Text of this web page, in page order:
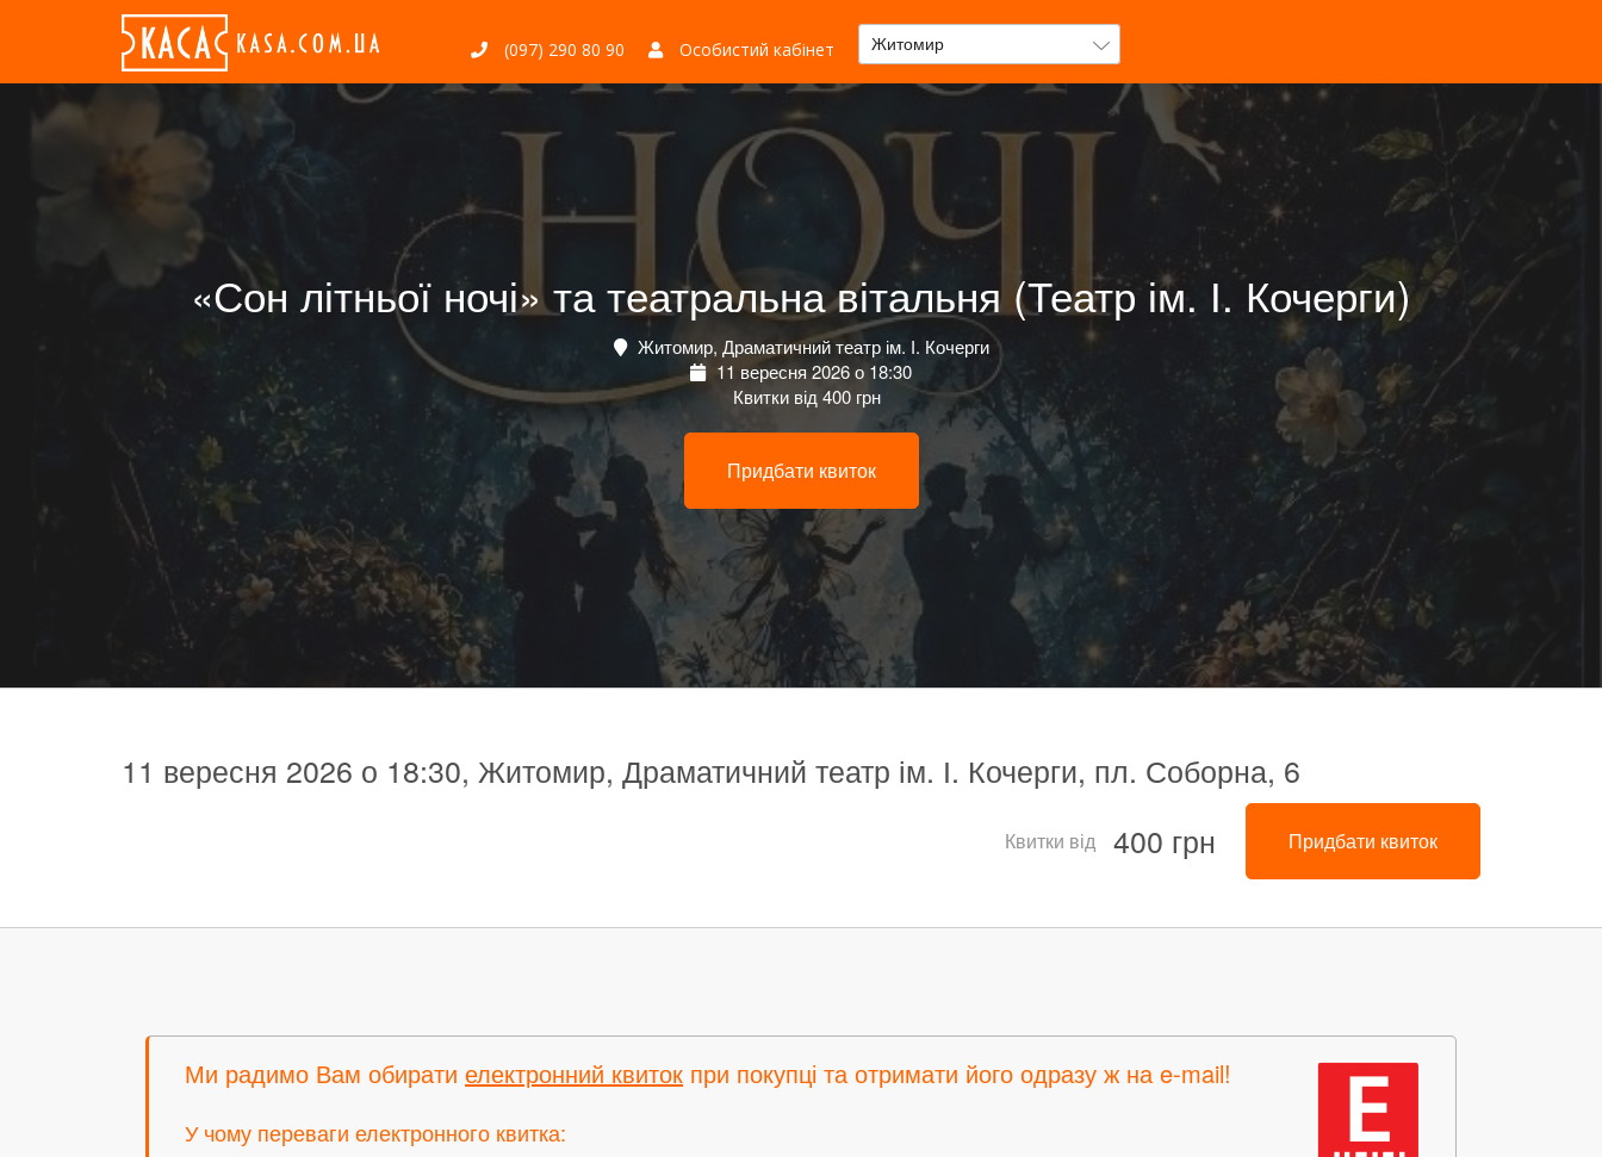
(097) 290 80 90 Особистий кабінет Житомир
«Сон літньої ночі» та театральна вітальня (Театр ім. І. Кочерги)
Житомир, Драматичний театр ім. І. Кочерги
11 вересня 2026 о 18:30
Квитки від 400 грн
Придбати квиток
11 вересня 2026 о 18:30, Житомир, Драматичний театр ім. І. Кочерги, пл. Соборна, 6
Квитки від 400 грн Придбати квиток
Ми радимо Вам обирати електронний квиток при покупці та отримати його одразу ж на e-mail!
У чому переваги електронного квитка: